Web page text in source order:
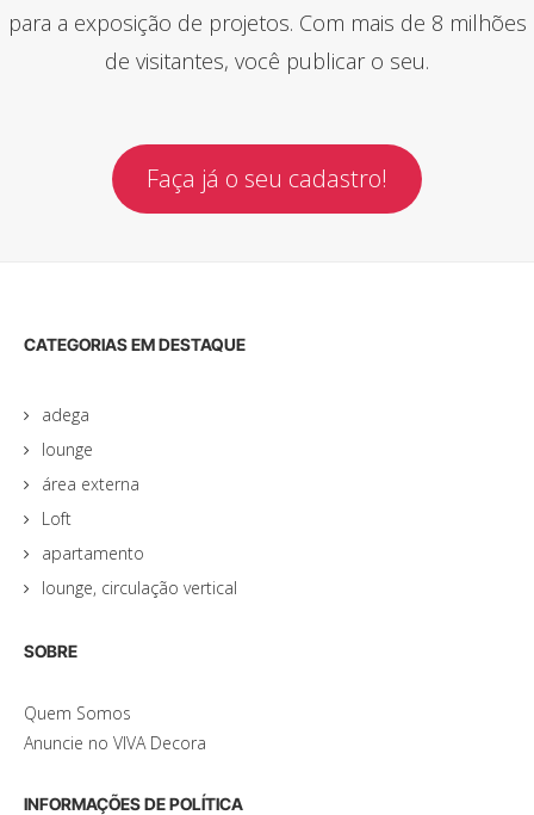
para a exposição de projetos. Com mais de 8 milhões
de visitantes, você publicar o seu.
Faça já o seu cadastro!
CATEGORIAS EM DESTAQUE
adega
lounge
área externa
Loft
apartamento
lounge, circulação vertical
SOBRE
Quem Somos
Anuncie no VIVA Decora
INFORMAÇÕES DE POLÍTICA